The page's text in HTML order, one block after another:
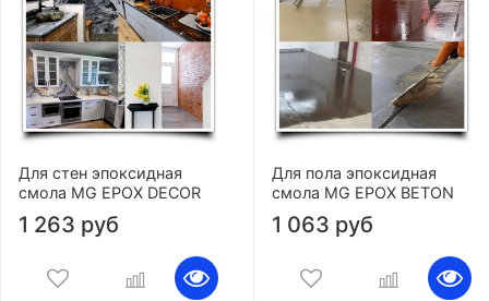
Для стен эпоксидная
смола MG EPOX DECOR
1 263 руб
Для пола эпоксидная
смола MG EPOX BETON
1 063 руб